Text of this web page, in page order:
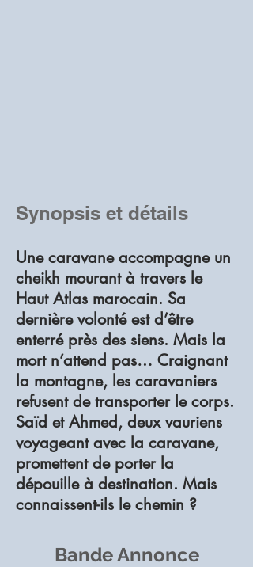
Synopsis et détails
Une caravane accompagne un
cheikh mourant à travers le
Haut Atlas marocain. Sa
dernière volonté est d’être
enterré près des siens. Mais la
mort n’attend pas… Craignant
la montagne, les caravaniers
refusent de transporter le corps.
Saïd et Ahmed, deux vauriens
voyageant avec la caravane,
promettent de porter la
dépouille à destination. Mais
connaissent-ils le chemin ?
Bande Annonce